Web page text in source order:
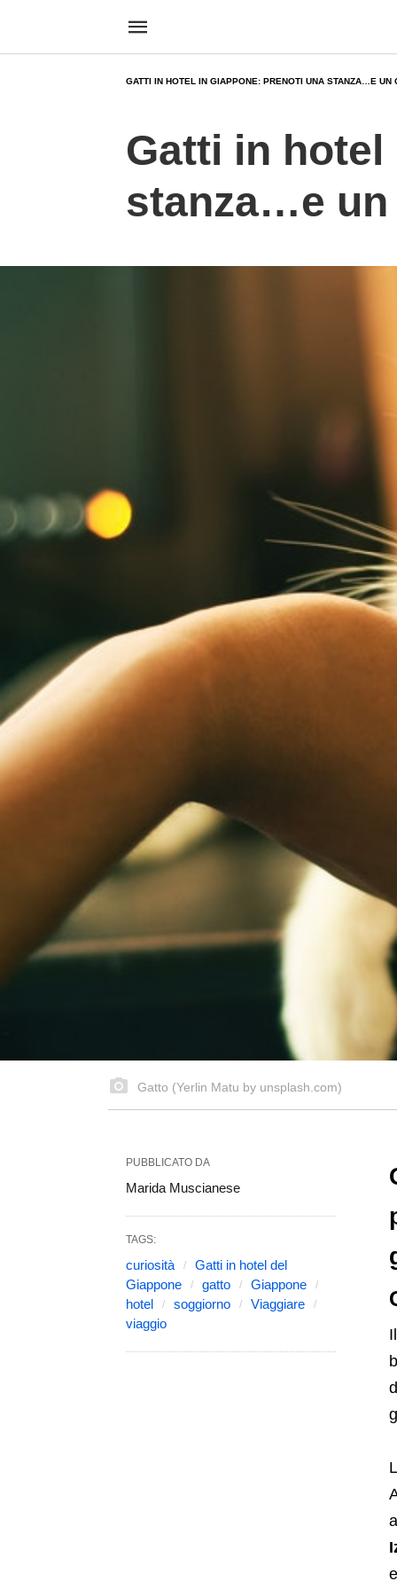
GATTI IN HOTEL IN GIAPPONE: PRENOTI UNA STANZA…E UN
Gatti in
stanza…e
Gatto (Yerlin Matu by unsplash.com)
PUBBLICATO DA
Marida Muscianese
TAGS:
curiosità
Gatti in hotel del
Giappone
gatto
Giappone
hotel
soggiorno
Viaggiare
viaggio